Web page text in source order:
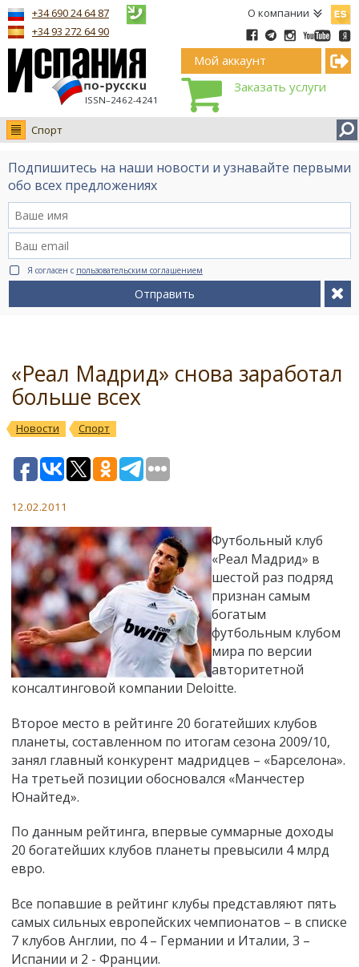
О компании
ISSN–2462-4241
+34 690 24 64 87
+34 93 272 64 90
Мой аккаунт
Заказать услуги
Спорт
Новости
Интервью
Видео Ruso.TV
BCN life
Сервис на немецком
Подпишитесь на наши новости и узнавайте первыми
обо всех предложениях
Я согласен с пользовательским соглашением
Отправить
«Реал Мадрид» снова заработал
больше всех
Новости Спорт
12.02.2011
Футбольный клуб
«Реал Мадрид» в
шестой раз подряд
признан самым
богатым
футбольным клубом
мира по версии
авторитетной
консалтинговой компании Deloitte.
Второе место в рейтинге 20 богатейших клубов
планеты, составленном по итогам сезона 2009/10,
занял главный конкурент мадридцев – «Барселона».
На третьей позиции обосновался «Манчестер
Юнайтед».
По данным рейтинга, впервые суммарные доходы
20 богатейших клубов планеты превысили 4 млрд
евро.
Все попавшие в рейтинг клубы представляют пять
самых сильных европейских чемпионатов – в списке
7 клубов Англии, по 4 – Германии и Италии, 3 –
Испании и 2 - Франции.